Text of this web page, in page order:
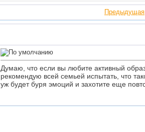
Предыдущая
Думаю, что если вы любите активный
рекомендую всей семьей испытать, что
уж будет буря эмоций и захотите еще